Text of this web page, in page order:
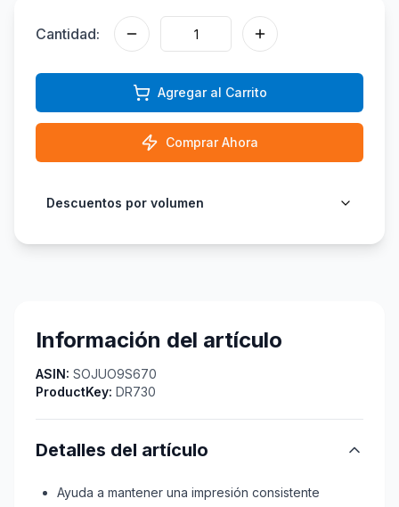
Cantidad:
Agregar al Carrito
Comprar Ahora
Descuentos por volumen
Información del artículo
ASIN: SOJUO9S670
ProductKey: DR730
Detalles del artículo
Ayuda a mantener una impresión consistente